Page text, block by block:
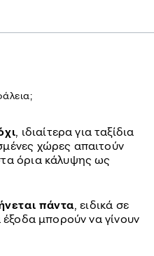
, ιδιαίτερα για ταξίδια
χώρες απαιτούν
όρια κάλυψης ως
πάντα, ειδικά σε
έξοδα μπορούν να γίνουν